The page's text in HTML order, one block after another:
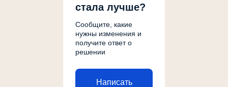
стала лучше?
Сообщите, какие
нужны изменения и
получите ответ о
решении
Написать